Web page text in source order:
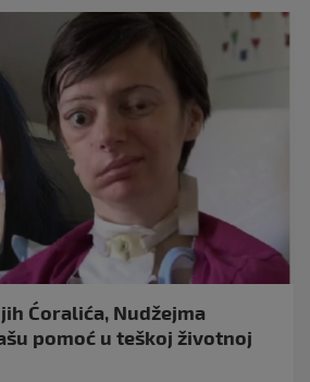
Ćoralića, Nudžejma
pomoć u teškoj životnoj